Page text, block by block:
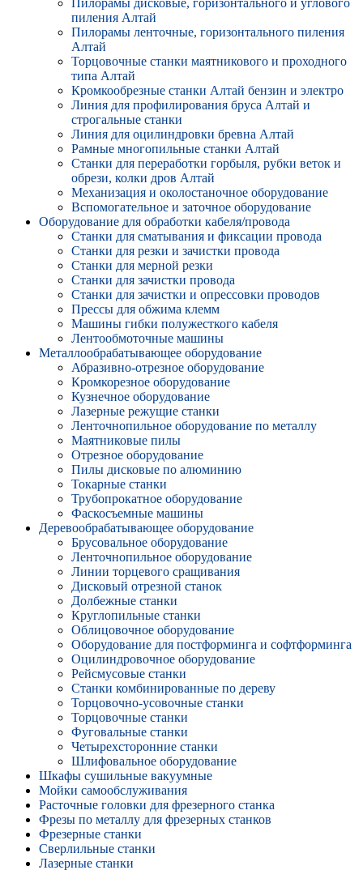
Пилорамы дисковые, горизонтального и углового
пиления Алтай
Пилорамы ленточные, горизонтального пиления
Алтай
Торцовочные станки маятникового и проходного
типа Алтай
Кромкообрезные станки Алтай бензин и электро
Линия для профилирования бруса Алтай и
строгальные станки
Линия для оцилиндровки бревна Алтай
Рамные многопильные станки Алтай
Станки для переработки горбыля, рубки веток и
обрези, колки дров Алтай
Механизация и околостаночное оборудование
Вспомогательное и заточное оборудование
Оборудование для обработки кабеля/провода
Станки для сматывания и фиксации провода
Станки для резки и зачистки провода
Станки для мерной резки
Станки для зачистки провода
Станки для зачистки и опрессовки проводов
Прессы для обжима клемм
Машины гибки полужесткого кабеля
Лентообмоточные машины
Металлообрабатывающее оборудование
Абразивно-отрезное оборудование
Кромкорезное оборудование
Кузнечное оборудование
Лазерные режущие станки
Ленточнопильное оборудование по металлу
Маятниковые пилы
Отрезное оборудование
Пилы дисковые по алюминию
Токарные станки
Трубопрокатное оборудование
Фаскосъемные машины
Деревообрабатывающее оборудование
Брусовальное оборудование
Ленточнопильное оборудование
Линии торцевого сращивания
Дисковый отрезной станок
Долбежные станки
Круглопильные станки
Облицовочное оборудование
Оборудование для постформинга и софтформинга
Оцилиндровочное оборудование
Рейсмусовые станки
Станки комбинированные по дереву
Торцовочно-усовочные станки
Торцовочные станки
Фуговальные станки
Четырехсторонние станки
Шлифовальное оборудование
Шкафы сушильные вакуумные
Мойки самообслуживания
Расточные головки для фрезерного станка
Фрезы по металлу для фрезерных станков
Фрезерные станки
Сверлильные станки
Лазерные станки